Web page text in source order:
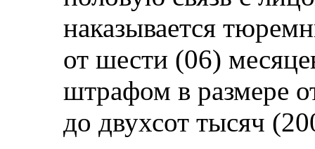
наказывается
от шести (06)
штрафом в размере
до двухсот тысяч